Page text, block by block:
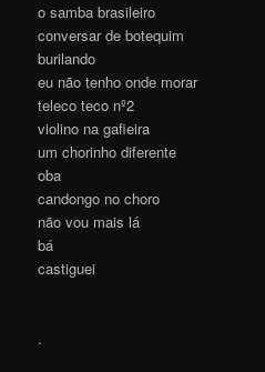
o samba brasileiro
conversar de botequim
burilando
eu não tenho onde morar
teleco teco nº2
violino na gafieira
um chorinho diferente
oba
candongo no choro
não vou mais lá
bá
castiguei
.